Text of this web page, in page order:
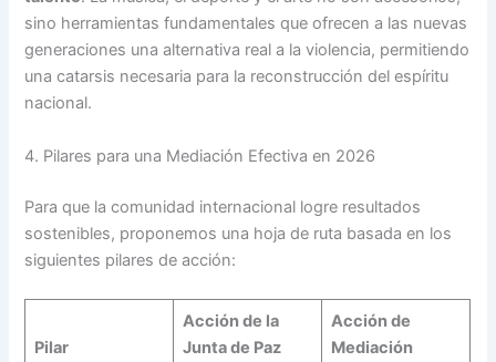
sino herramientas fundamentales que ofrecen a las nuevas
generaciones una alternativa real a la violencia, permitiendo
una catarsis necesaria para la reconstrucción del espíritu
nacional.
4. Pilares para una Mediación Efectiva en 2026
Para que la comunidad internacional logre resultados
sostenibles, proponemos una hoja de ruta basada en los
siguientes pilares de acción:
Pilar
Acción de la
Junta de Paz
Acción de
Mediación